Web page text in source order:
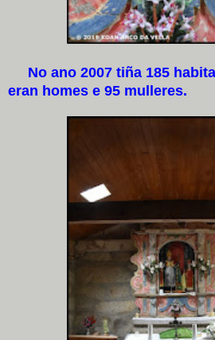
No ano 2007 tiña 185
eran homes e 95 mulleres.